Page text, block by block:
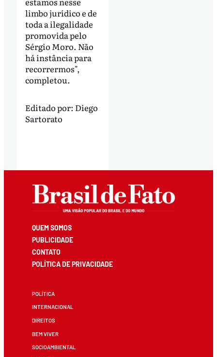
limbo jurídico e de
toda a ilegalidade
promovida pelo
Sérgio Moro. Não
há instância para
recorrermos",
completou.
Editado por: Diego
Sartorato
QUEM SOMOS
PUBLICIDADE
CONTATO
POLÍTICA DE PRIVACIDADE
POLÍTICA
INTERNACIONAL
DIREITOS
BEM VIVER
SOCIOAMBIENTAL